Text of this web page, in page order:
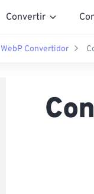
Convertir
WebP Convertidor